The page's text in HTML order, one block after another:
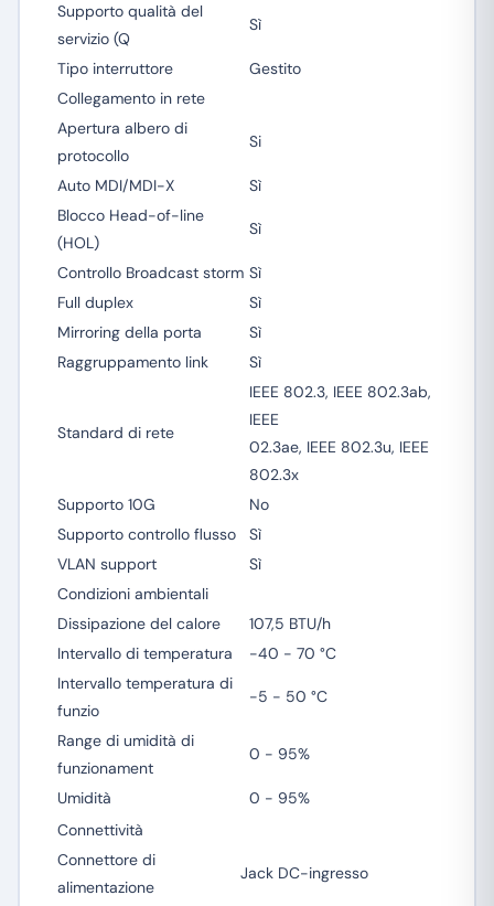
Supporto qualità del
servizio (Q
Sì
Tipo interruttore
Gestito
Collegamento in rete
Apertura albero di
protocollo
Si
Auto MDI/MDI-X
Sì
Blocco Head-of-line
(HOL)
Sì
Controllo Broadcast storm Sì
Full duplex
Sì
Mirroring della porta
Sì
Raggruppamento link
Sì
Standard di rete
IEEE 802.3, IEEE 802.3ab,
IEEE
02.3ae, IEEE 802.3u, IEEE
802.3x
Supporto 10G
No
Supporto controllo flusso
Sì
VLAN support
Sì
Condizioni ambientali
Dissipazione del calore
107,5 BTU/h
Intervallo di temperatura
-40 - 70 °C
Intervallo temperatura di
funzio
-5 - 50 °C
Range di umidità di
funzionament
0 - 95%
Umidità
0 - 95%
Connettività
Connettore di
alimentazione
Jack DC-ingresso